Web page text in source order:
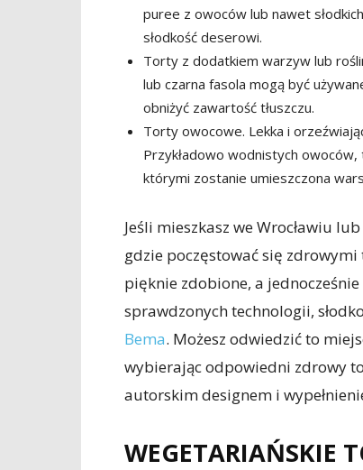
puree z owoców lub nawet
słodkość deserowi.
Torty z dodatkiem warzyw lub
lub czarna fasola mogą być
obniżyć zawartość tłuszczu.
Torty owocowe. Lekka i
Przykładowo wodnistych
którymi zostanie umieszczona
Jeśli mieszkasz we Wrocławiu
gdzie poczęstować się
pięknie zdobione, a
sprawdzonych technologii,
Bema. Możesz odwiedzić to
wybierając odpowiedni zdrowy
autorskim designem i
WEGETARIAŃSKIE